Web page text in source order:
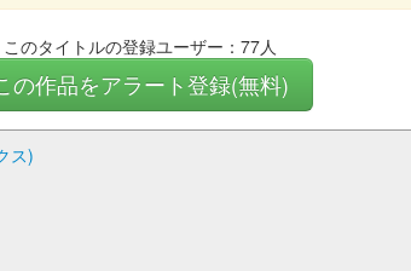
このタイトルの登録ユーザー：77人
の作品をアラート登録(無料)
ス)